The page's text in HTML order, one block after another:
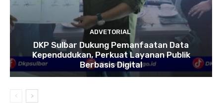
ADVETORIAL
DKP Sulbar Dukung Pemanfaatan Data
Kependudukan, Perkuat Layanan Publik
Berbasis Digital